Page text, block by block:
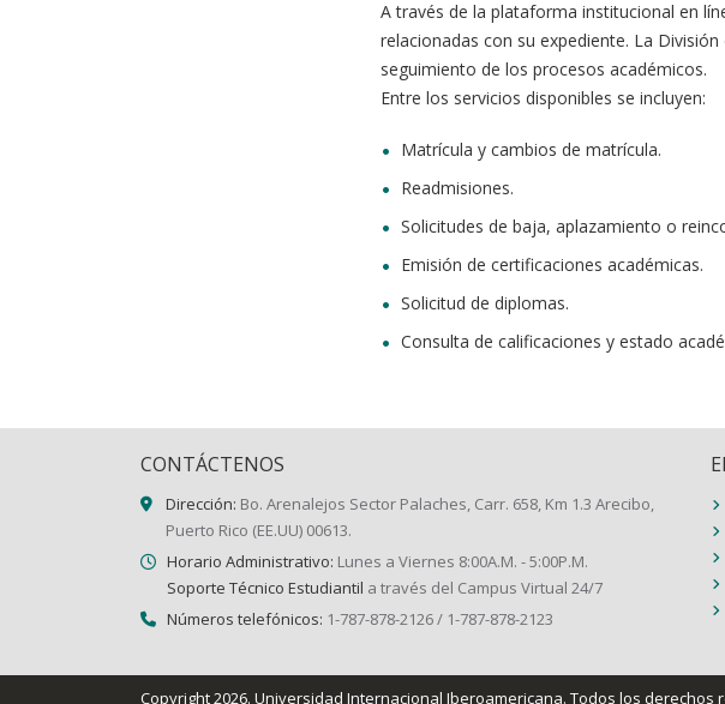
A través de la plataforma institucional en
relacionadas con su expediente. La
seguimiento de los procesos académicos.
Entre los servicios disponibles se incluyen:
Matrícula y cambios de matrícula.
Readmisiones.
Solicitudes de baja, aplazamiento o
Emisión de certificaciones académicas.
Solicitud de diplomas.
Consulta de calificaciones y estado
CONTÁCTENOS
Dirección: Bo. Arenalejos Sector Palaches, Carr. 658, Km 1.3 Arecibo,
Puerto Rico (EE.UU) 00613.
Horario Administrativo: Lunes a Viernes 8:00A.M. - 5:00P.M.
Soporte Técnico Estudiantil a través del Campus Virtual 24/7
Números telefónicos: 1-787-878-2126 / 1-787-878-2123
Copyright 2026. Universidad Internacional Iberoamericana. Todos los derechos